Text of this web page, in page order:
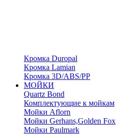
Кромка Duropal
Кромка Lamian
Кромка 3D/ABS/PP
МОЙКИ
Quartz Bond
Комплектующие к мойкам
Мойки Aflorn
Мойки Gerhans,Golden Fox
Мойки Paulmark